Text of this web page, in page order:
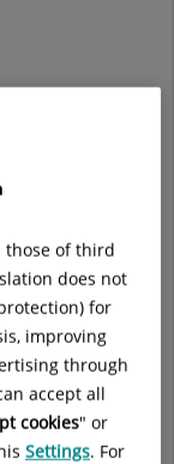
those of third
does not
for
improving
through
accept all
cookies" or
Settings. For